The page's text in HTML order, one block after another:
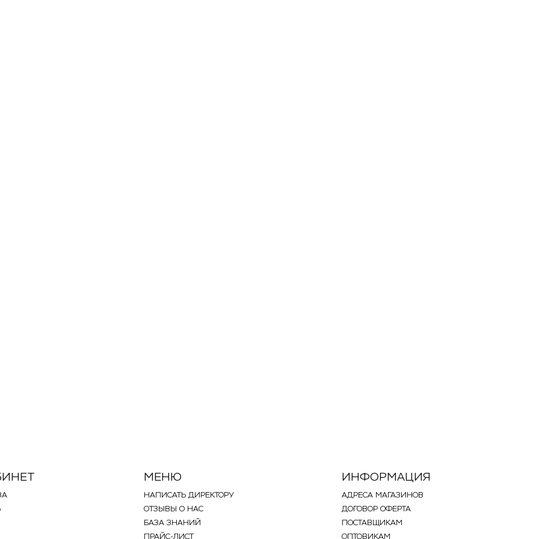
МЕНЮ
НАПИСАТЬ ДИРЕКТОРУ
ОТЗЫВЫ О НАС
БАЗА ЗНАНИЙ
ПРАЙС-ЛИСТ
ИНФОРМАЦИЯ
АДРЕСА МАГАЗИНОВ
ДОГОВОР ОФЕРТА
ПОСТАВЩИКАМ
ОПТОВИКАМ